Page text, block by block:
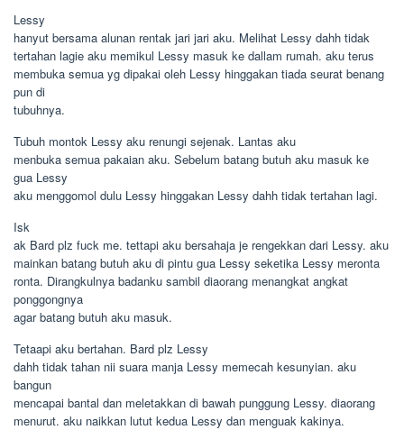
Lessy
hanyut bersama alunan rentak jari jari aku. Melihat Lessy dahh tidak
tertahan lagie aku memikul Lessy masuk ke dallam rumah. aku terus
membuka semua yg dipakai oleh Lessy hinggakan tiada seurat benang
pun di
tubuhnya.
Tubuh montok Lessy aku renungi sejenak. Lantas aku
menbuka semua pakaian aku. Sebelum batang butuh aku masuk ke
gua Lessy
aku menggomol dulu Lessy hinggakan Lessy dahh tidak tertahan lagi.
Isk
ak Bard plz fuck me. tettapi aku bersahaja je rengekkan dari Lessy. aku
mainkan batang butuh aku di pintu gua Lessy seketika Lessy meronta
ronta. Dirangkulnya badanku sambil diaorang menangkat angkat
ponggongnya
agar batang butuh aku masuk.
Tetaapi aku bertahan. Bard plz Lessy
dahh tidak tahan nii suara manja Lessy memecah kesunyian. aku
bangun
mencapai bantal dan meletakkan di bawah punggung Lessy. diaorang
menurut. aku naikkan lutut kedua Lessy dan menguak kakinya.